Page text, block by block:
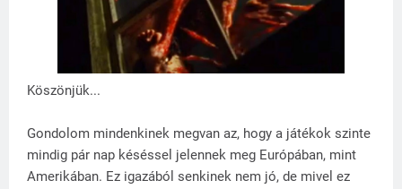
Köszönjük...
Gondolom mindenkinek megvan az, hogy a játékok szinte
mindig pár nap késéssel jelennek meg Európában, mint
Amerikában. Ez igazából senkinek nem jó, de mivel ez